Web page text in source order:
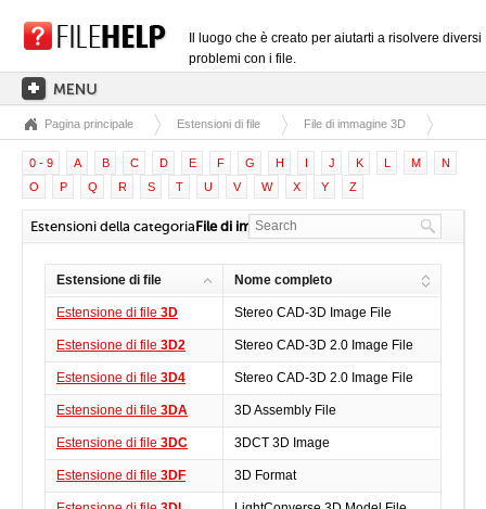
Il luogo che è creato per aiutarti a risolvere diversi
problemi con i file.
PAGINA PRINCIPALE
CATEGORIE DELLE ESTENSIONI
CATEGORIE DEI DRIVER
FILE DLL
CONVERSIONI DI FILE
SOFTWARE
Pagina principale Estensioni di file File di immagine 3D
0 - 9 A B C D E F G H I J K L M
N
O
P Q R S T U V W X Y Z
Estensioni della categoriaFile di immagine 3D
Estensione di file Nome completo
Estensione di file 3D Stereo CAD-3D Image File
Estensione di file 3D2 Stereo CAD-3D 2.0 Image File
Estensione di file 3D4 Stereo CAD-3D 2.0 Image File
Estensione di file 3DA 3D Assembly File
Estensione di file 3DC 3DCT 3D Image
Estensione di file 3DF 3D Format